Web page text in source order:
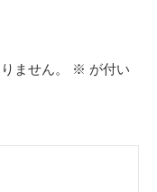
ません。 ※ が付い